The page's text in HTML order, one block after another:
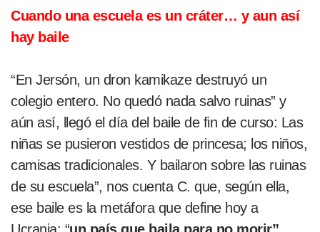
Cuando una escuela es un cráter… y aun así
hay baile
“En Jersón, un dron kamikaze destruyó un
colegio entero. No quedó nada salvo ruinas” y
aún así, llegó el día del baile de fin de curso: Las
niñas se pusieron vestidos de princesa; los niños,
camisas tradicionales. Y bailaron sobre las ruinas
de su escuela”, nos cuenta C. que, según ella,
ese baile es la metáfora que define hoy a